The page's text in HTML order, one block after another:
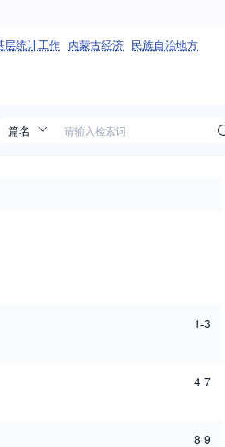
层统计工作 内蒙古经济 民族自治地方
1-3
4-7
8-9